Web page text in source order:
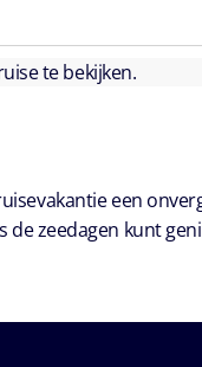
te bekijken.
een
zeedagen kunt